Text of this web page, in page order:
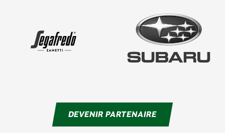
DEVENIR PARTENAIRE